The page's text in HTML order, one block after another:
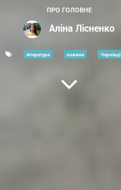
ПРО ГОЛОВНЕ
Аліна Лісненко
література новини Чернівці